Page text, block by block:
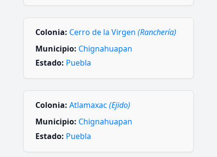
Colonia: Cerro de la Virgen (Ranchería)
Municipio: Chignahuapan
Estado: Puebla
Colonia: Atlamaxac (Ejido)
Municipio: Chignahuapan
Estado: Puebla